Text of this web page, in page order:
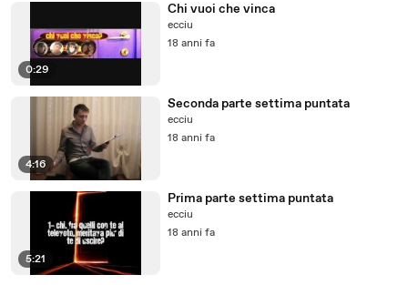
0:29
Chi vuoi che vinca
ecciu
18 anni fa
4:16
Seconda parte settima puntata
ecciu
18 anni fa
5:21
Prima parte settima puntata
ecciu
18 anni fa